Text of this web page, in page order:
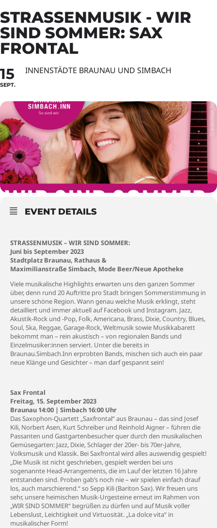
STRASSENMUSIK - WIR S
IND SOMMER: SAX F
RONTAL
15
SEPT.
INNENSTÄDTE BRAUNAU UND SIMBACH
EVENT DETAILS
STRASSENMUSIK – WIR SIND SOMMER:
Juni bis September 2023
Stadtplatz Braunau, Rathaus &
Maximilianstraße Simbach, Mode Beer/Neue Apotheke
Viele musikalische Highlights erwarten uns den ganzen Sommer
über, denn rund 20 Auftritte pro Stadt bringen Sommerstimmung in
unsere schöne Region. Wann genau welche Musik erklingt, steht
detailliert und immer aktuell auf Facebook und Instagram. Jazz,
Akustik-Rock und -Pop, Folk, Americana, Brass, Dixie, Country, Blues,
Soul, Ska, Reggae, Garage-Rock, Weltmusik sowie Musikkabarett
bekommt man – rein akustisch – von regionalen Bands und
Einzelmusiker:innen serviert. Unter die bereits in
Braunau.Simbach.Inn erprobten Bands, mischen sich auch ein paar
neue Klänge und Gesichter – man darf gespannt sein!
Sax Frontal
Freitag, 15. September 2023
Braunau 14:00 | Simbach 16:00 Uhr
Das Saxophon-Quartett „Saxfrontal“ aus Braunau – das sind Josef
Kili, Norbert Asen, Kurt Schreiber und Reinhold Aigner – führen die
Passanten und Gastgartenbesucher quer durch den musikalischen
Gemüsegarten: Jazz, Dixie, Schlager der 20er- bis 70er-Jahre,
Volksmusik und Klassik. Bei Saxfrontal wird alles auswendig gespielt!
„Die Musik ist nicht geschrieben, gespielt werden bei uns
sogenannte Head-Arrangements, die im Lauf der letzten 16 Jahre
entstanden sind. Proben gab’s noch nie – wir spielen einfach drauf
los, auch marschierend.“ so Sepp Kili (Bariton Sax). Wir freuen uns
sehr, unsere heimischen Musik-Urgesteine erneut im Rahmen von
„WIR SIND SOMMER“ begrüßen zu dürfen und auf Musik voller
Lebenslust, Leichtigkeit und Virtuosität. „La dolce vita“ in
musikalischer Form!